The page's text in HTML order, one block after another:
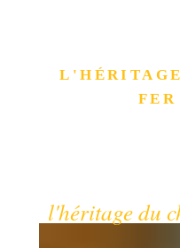
l'héritage du